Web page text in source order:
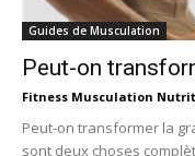
Guides de Musculation
Peut-on
Fitness Musculation
Peut-on transformer la
sont deux choses